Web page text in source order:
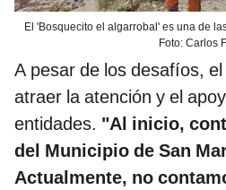
El 'Bosquecito el algarrobal' es una de
Foto: Carlos
A pesar de los desafíos,
atraer la atención y el
entidades. "Al inicio,
del Municipio de San
Actualmente, no